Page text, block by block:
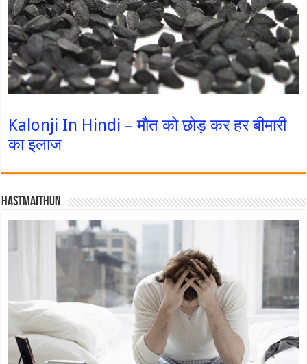
Kalonji In Hindi – मौत को छोड़ कर हर बीमारी
का इलाज
Hastmaithun